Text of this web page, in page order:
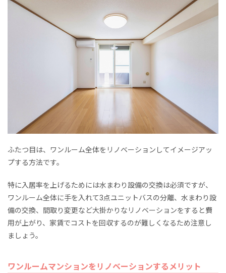
ふたつ目は、ワンルーム全体をリノベーションしてイメージアッ
プする方法です。
特に入居率を上げるためには水まわり設備の交換は必須ですが、
ワンルーム全体に手を入れて3点ユニットバスの分離、水まわり設
備の交換、間取り変更など大掛かりなリノベーションをすると費
用が上がり、家賃でコストを回収するのが難しくなるため注意し
ましょう。
ワンルームマンションをリノベーションするメリット